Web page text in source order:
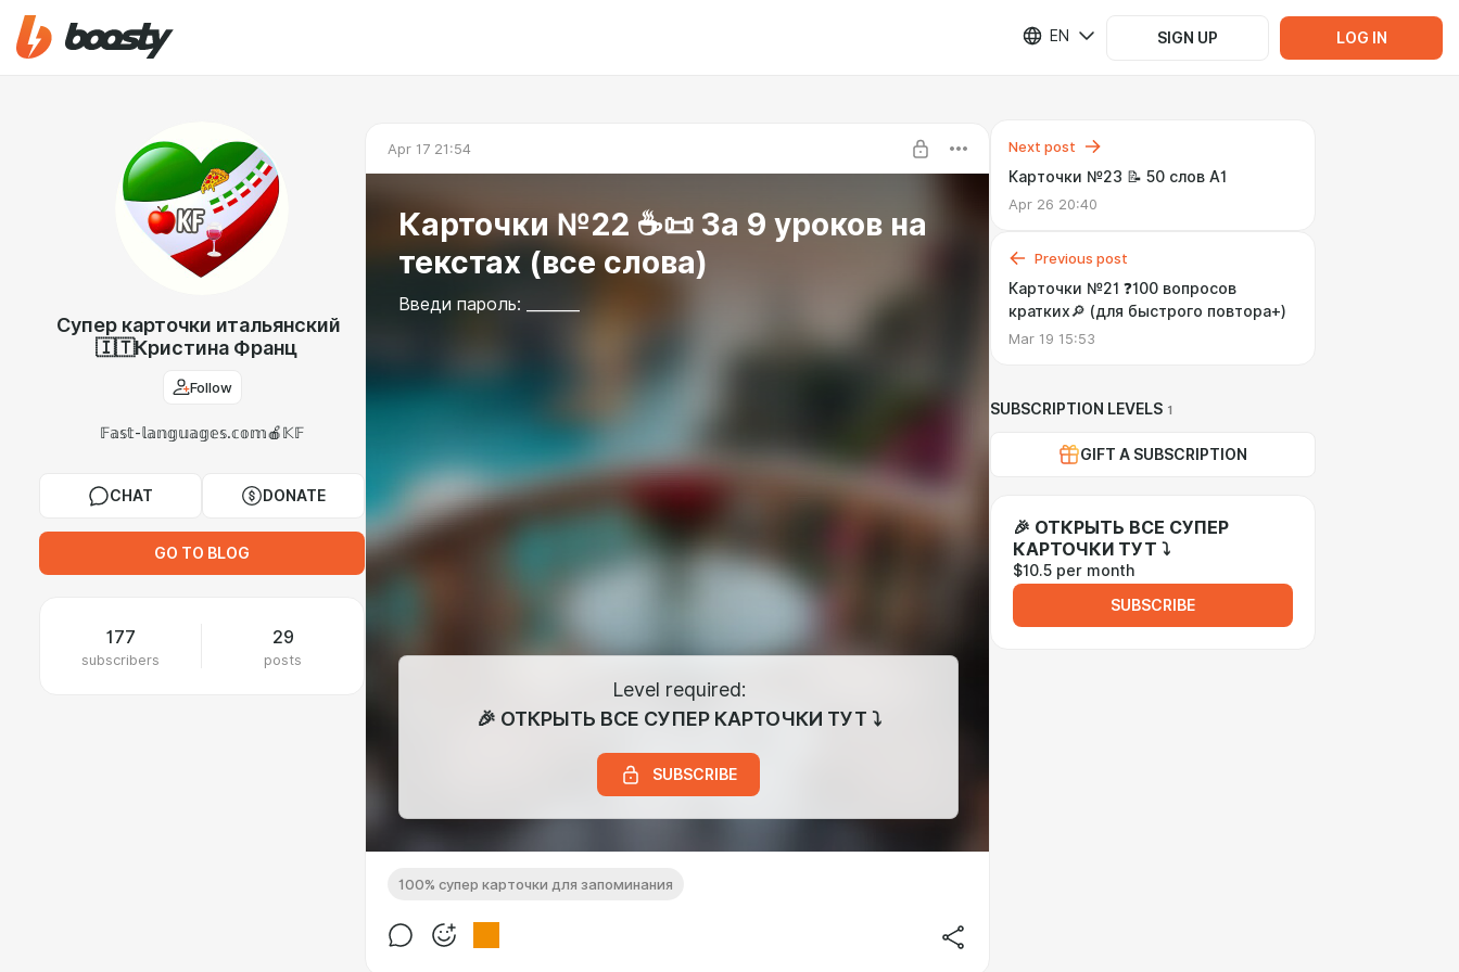
EN SIGN UP LOG IN
Супер карточки итальянский
🇮🇹Кристина Франц
Follow
𝔽𝕒𝕤𝕥-𝕝𝕒𝕟𝕘𝕦𝕒𝕘𝕖𝕤.𝕔𝕠𝕞🍎𝕂𝔽
CHAT DONATE
GO TO BLOG
177
subscribers
29
posts
Apr 17 21:54
Карточки №22 ☕📜 За 9 уроков на
текстах (все слова)
Введи пароль: _______
Level required:
🎉 ОТКРЫТЬ ВСЕ СУПЕР КАРТОЧКИ ТУТ ⤵
SUBSCRIBE
100% супер карточки для запоминания
Next post
Карточки №23 📝 50 слов А1
Apr 26 20:40
Previous post
Карточки №21 ❓100 вопросов
кратких🔎 (для быстрого повтора+)
Mar 19 15:53
SUBSCRIPTION LEVELS 1
GIFT A SUBSCRIPTION
🎉 ОТКРЫТЬ ВСЕ СУПЕР
КАРТОЧКИ ТУТ ⤵
$10.5 per month
SUBSCRIBE